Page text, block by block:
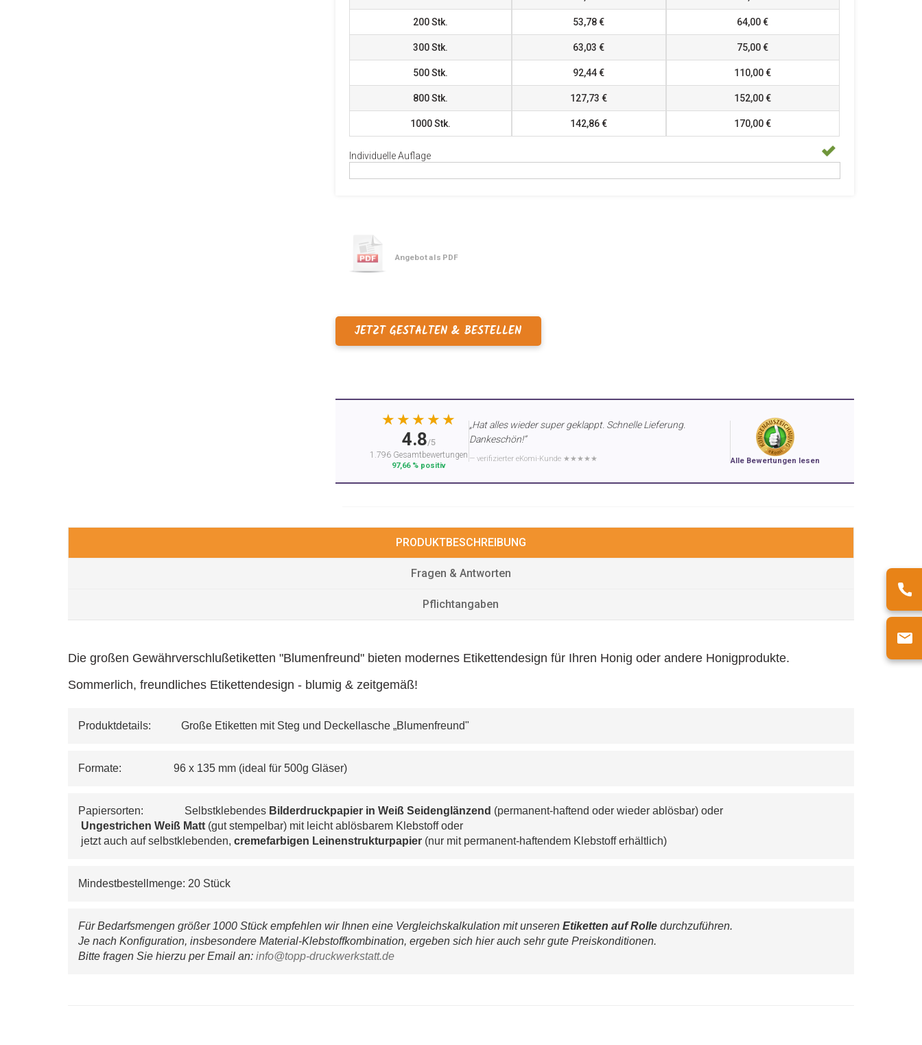
200Stk. 53,78 € 64,00 €
300Stk. 63,03 € 75,00 €
500Stk. 92,44 € 110,00 €
800Stk. 127,73 € 152,00 €
1000Stk. 142,86 € 170,00 €
Individuelle Auflage
Angebot als PDF
JETZT GESTALTEN & BESTELLEN
★★★★★
4.8/5
1.796 Gesamtbewertungen
97,66 % positiv
„Hat alles wieder super geklappt. Schnelle Lieferung.
Dankeschön!“
— verifizierter eKomi-Kunde ★★★★★ Alle Bewertungen lesen
PRODUKTBESCHREIBUNG
Fragen & Antworten
Pflichtangaben
Die großen Gewährverschlußetiketten "Blumenfreund" bieten modernes Etikettendesign für Ihren Honig oder andere Honigprodukte.
Sommerlich, freundliches Etikettendesign - blumig & zeitgemäß!
Produktdetails:           Große Etiketten mit Steg und Deckellasche „Blumenfreund"
Formate:                   96 x 135 mm (ideal für 500g Gläser)
Papiersorten:               Selbstklebendes Bilderdruckpapier in Weiß Seidenglänzend (permanent-haftend oder wieder ablösbar) oder
Ungestrichen Weiß Matt (gut stempelbar) mit leicht ablösbarem Klebstoff oder
jetzt auch auf selbstklebenden, cremefarbigen Leinenstrukturpapier (nur mit permanent-haftendem Klebstoff erhältlich)
Mindestbestellmenge: 20 Stück
Für Bedarfsmengen größer 1000 Stück empfehlen wir Ihnen eine Vergleichskalkulation mit unseren Etiketten auf Rolle durchzuführen.
Je nach Konfiguration, insbesondere Material-Klebstoffkombination, ergeben sich hier auch sehr gute Preiskonditionen.
Bitte fragen Sie hierzu per Email an: info@topp-druckwerkstatt.de